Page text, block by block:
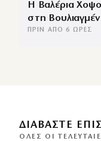
Η Βαλέρια
στη
ΠΡΙΝ ΑΠΌ 6 ΏΡΕΣ
ΔΙΑΒΑΣΤΕ
ΌΛΕΣ ΟΙ